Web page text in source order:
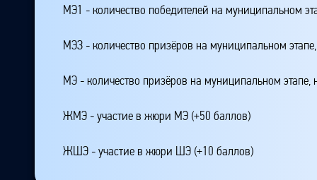
МЭ1 - количество победителей на муниципальном
МЭЗ - количество призёров на муниципальном
МЭ - количество призёров на муниципальном
ЖМЭ - участие в жюри МЭ (+50 баллов)
ЖШЭ - участие в жюри ШЭ (+10 баллов)